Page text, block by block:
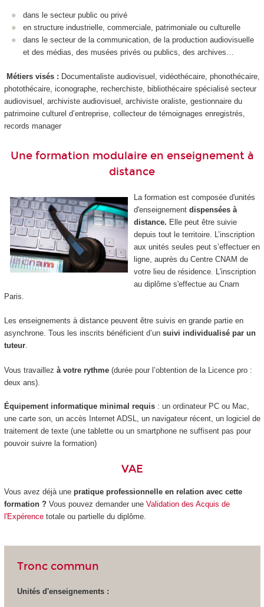
dans le secteur public ou privé
en structure industrielle, commerciale, patrimoniale ou culturelle
dans le secteur de la communication, de la production audiovisuelle
et des médias, des musées privés ou publics, des archives…
Métiers visés : Documentaliste audiovisuel, vidéothécaire, phonothécaire,
photothécaire, iconographe, recherchiste, bibliothécaire spécialisé secteur
audiovisuel, archiviste audiovisuel, archiviste oraliste, gestionnaire du
patrimoine culturel d’entreprise, collecteur de témoignages enregistrés,
records manager
Une formation modulaire en enseignement à
distance
La formation est composée d'unités
d'enseignementdispensées à
distance. Elle peut être suivie
depuis tout le territoire. L’inscription
aux unités seules peut s’effectuer en
ligne, auprès du Centre CNAM de
votre lieu de résidence. L'inscription
au diplôme s'effectue au Cnam
Paris.
Les enseignements à distance peuvent être suivis en grande partie en
asynchrone. Tous les inscrits bénéficient d’un suivi individualisé par un
tuteur.
Vous travaillez à votre rythme(durée pour l’obtention de la Licence pro :
deux ans).
Équipement informatique minimal requis : un ordinateur PC ou Mac,
une carte son, un accès Internet ADSL, un navigateur récent, un logiciel de
traitement de texte (une tablette ou un smartphone ne suffisent pas pour
pouvoir suivre la formation)
VAE
Vous avez déjà unepratique professionnelle en relation avec cette
formation ?Vous pouvez demander une Validation des Acquis de
l'Expérencetotale ou partielle du diplôme.
Tronc commun
Unités d'enseignements :